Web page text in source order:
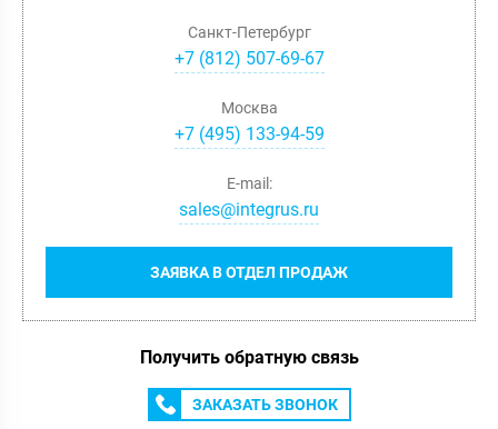
Санкт-Петербург
+7(812) 507-69-67
Москва
+7(495) 133-94-59
ЗАЯВКА В ОТДЕЛ ПРОДАЖ
E-mail:
sales@integrus.ru
Получить обратную связь
ЗАКАЗАТЬ ЗВОНОК